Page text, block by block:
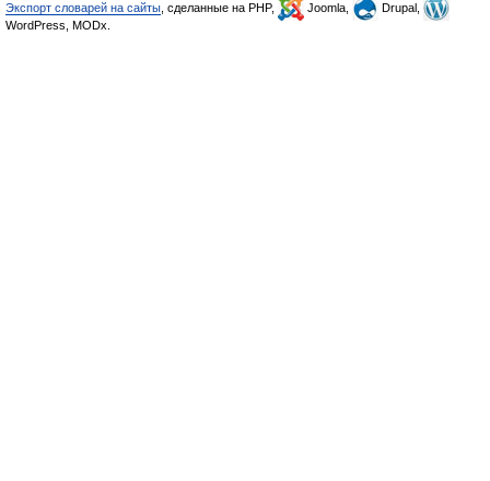
Экспорт словарей на сайты , сделанные на PHP, Joomla,
Drupal,
WordPress, MODx.